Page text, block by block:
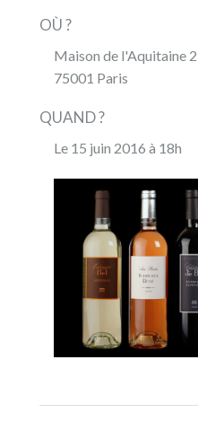
OÙ ?
Maison de l'Aquitaine
75001 Paris
QUAND ?
Le 15 juin 2016 à 18h